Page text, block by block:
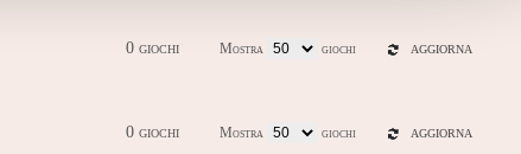
0 giochi Mostra giochi AGGIORNA
0 giochi Mostra giochi AGGIORNA